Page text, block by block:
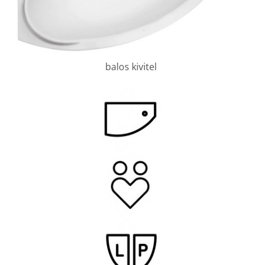
balos kivitel